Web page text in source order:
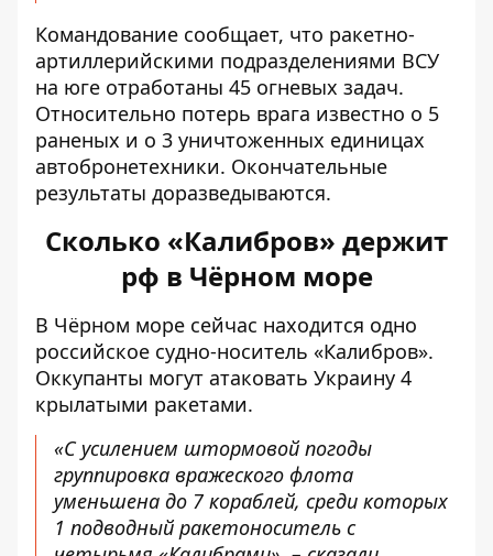
Командование сообщает, что ракетно-
артиллерийскими подразделениями ВСУ
на юге отработаны 45 огневых задач.
Относительно потерь врага известно о 5
раненых и о 3 уничтоженных единицах
автобронетехники. Окончательные
результаты доразведываются.
Сколько «Калибров» держит
рф в Чёрном море
В Чёрном море сейчас находится одно
российское судно-носитель «Калибров».
Оккупанты могут атаковать Украину 4
крылатыми ракетами.
«С усилением штормовой погоды
группировка вражеского флота
уменьшена до 7 кораблей, среди которых
1 подводный ракетоноситель с